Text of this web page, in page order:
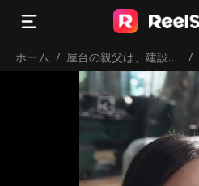
ホーム / 屋台の親父は、建設王
だった
/